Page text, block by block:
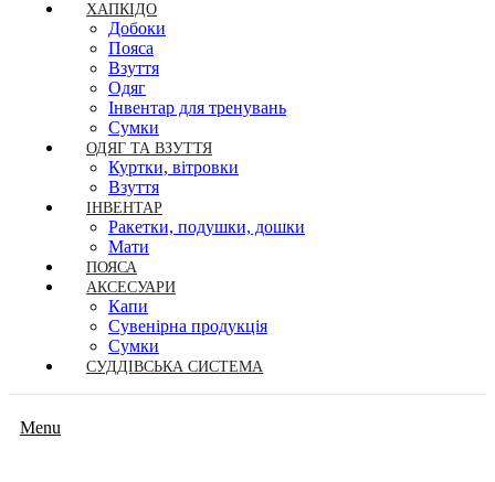
ХАПКІДО
Добоки
Пояса
Взуття
Одяг
Інвентар для тренувань
Сумки
ОДЯГ ТА ВЗУТТЯ
Куртки, вітровки
Взуття
ІНВЕНТАР
Ракетки, подушки, дошки
Мати
ПОЯСА
АКСЕСУАРИ
Капи
Сувенірна продукція
Сумки
СУДДІВСЬКА СИСТЕМА
Menu